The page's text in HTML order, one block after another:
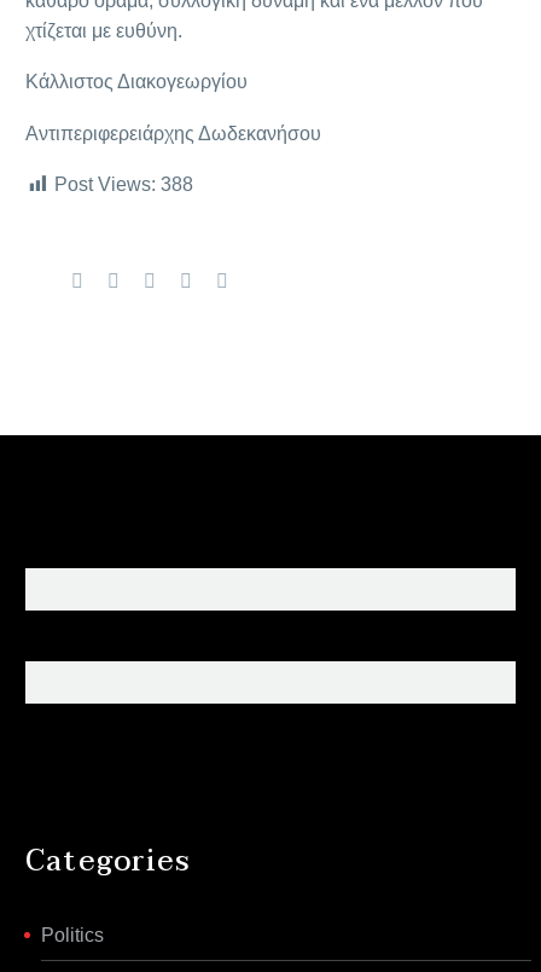
χτίζεται με ευθύνη.
Κάλλιστος Διακογεωργίου
Αντιπεριφερειάρχης Δωδεκανήσου
Post Views: 388
Categories
Politics